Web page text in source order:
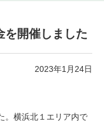
を開催しました
2023年1月24日
。横浜北１エリア内で